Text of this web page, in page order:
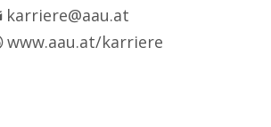
karriere@aau.at
www.aau.at/karriere